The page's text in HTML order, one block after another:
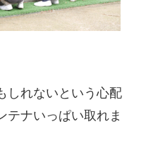
しれないという心配
テナいっぱい取れま